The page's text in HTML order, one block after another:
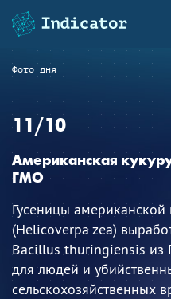
Фото дня
11/10
Американская
ГМО
Гусеницы американской
(Helicoverpa zea)
Bacillus thuringiensis из
для людей и
сельскохозяйственных